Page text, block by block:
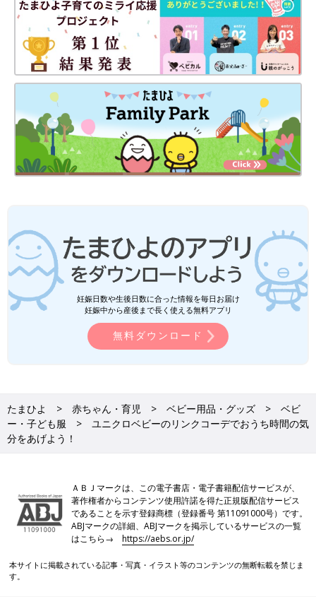
妊娠日数や生後日数に合った情報を毎日お届け
妊娠中から産後まで長く使える無料アプリ
無料ダウンロード
たまひよ 赤ちゃん・育児 ベビー用品・グッズ
ベビ
ー・子ども服
ユニクロベビーのリンクコーデでおうち時間の気
分をあげよう！
ＡＢＪマークは、この電子書店・電子書籍配信サービスが、
著作権者からコンテンツ使用許諾を得た正規版配信サービス
であることを示す登録商標（登録番号 第11091000号）です。
ABJマークの詳細、ABJマークを掲示しているサービスの一覧
はこちら→https://aebs.or.jp/
本サイトに掲載されている記事・写真・イラスト等のコンテンツの無断転載を禁じま
す。